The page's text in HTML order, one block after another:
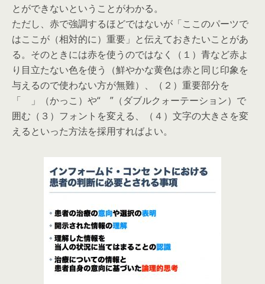
とができないということがわかる。
ただし、赤で強調するほどではないが「ここのパーツで
はここが（相対的に）重要」と伝えておきたいことがあ
る。そのときには赤を使うのではなく（１）青など赤よ
り目立たない色を使う（鮮やかな黄色は赤と同じ印象を
与えるので使わない方が無難）、（２）重要部分を
「 」（かっこ）や“ ”（ダブルクォーテーション）で
囲む（３）フォントを変える、（４）文字の大きさを変
えるといった方法を採用すればよい。